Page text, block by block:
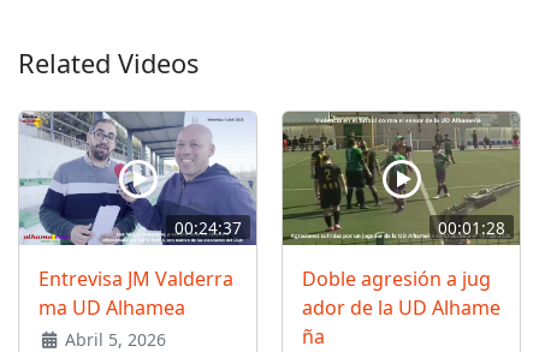
Related Videos
00:24:37
Entrevisa JM Valderra
ma UD Alhamea
Abril 5, 2026
00:01:28
Doble agresión a jug
ador de la UD Alhame
ña